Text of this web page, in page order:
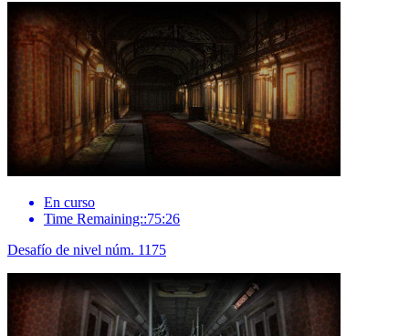
En curso
Time Remaining::75:26
Desafío de nivel núm. 1175